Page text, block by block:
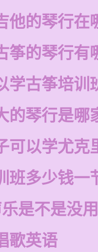
他的琴行在
筝的琴行有
学古筝培训
的琴行是哪
可以学尤克
班多少钱一
是不是没用
歌英语